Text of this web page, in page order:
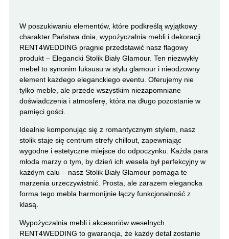
W poszukiwaniu elementów, które podkreślą wyjątkowy
charakter Państwa dnia, wypożyczalnia mebli i dekoracji
RENT4WEDDING pragnie przedstawić nasz flagowy
produkt – Elegancki Stolik Biały Glamour. Ten niezwykły
mebel to synonim luksusu w stylu glamour i nieodzowny
element każdego eleganckiego eventu. Oferujemy nie
tylko meble, ale przede wszystkim niezapomniane
doświadczenia i atmosferę, która na długo pozostanie w
pamięci gości.
Idealnie komponując się z romantycznym stylem, nasz
stolik staje się centrum strefy chillout, zapewniając
wygodne i estetyczne miejsce do odpoczynku. Każda para
młoda marzy o tym, by dzień ich wesela był perfekcyjny w
każdym calu – nasz Stolik Biały Glamour pomaga te
marzenia urzeczywistnić. Prosta, ale zarazem elegancka
forma tego mebla harmonijnie łączy funkcjonalność z
klasą.
Wypożyczalnia mebli i akcesoriów weselnych
RENT4WEDDING to gwarancja, że każdy detal zostanie